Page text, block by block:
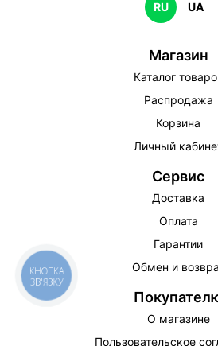
RU UA
Магазин
Каталог
Распродажа
Корзина
Личный
Сервис
Доставка
Оплата
Гарантии
Обмен и
О магазине
Пользовательское
КНОПКА
ЗВ'ЯЗКУ